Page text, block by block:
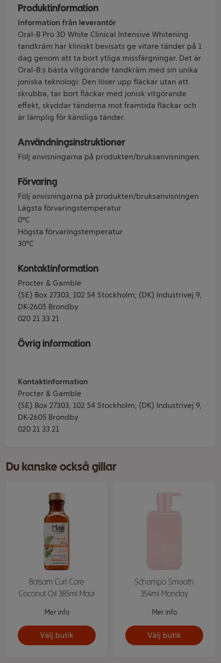
Produktinformation
Information från leverantör
Oral-B Pro 3D White Clinical Intensive Whitening
tandkräm har kliniskt bevisats ge vitare tänder på 1
dag genom att ta bort ytliga missfärgningar. Det är
Oral-B:s bästa vitgörande tandkräm med sin unika
joniska teknologi: Den löser upp fläckar utan att
skrubba, tar bort fläckar med jonisk vitgörande
effekt, skyddar tänderna mot framtida fläckar och
är lämplig för känsliga tänder.
Användningsinstruktioner
Följ anvisningarna på produkten/bruksanvisningen.
Förvaring
Följ anvisningarna på produkten/bruksanvisningen
Lägsta förvaringstemperatur
0°C
Högsta förvaringstemperatur
30°C
Kontaktinformation
Procter & Gamble
(SE) Box 27303, 102 54 Stockholm; (DK) Industrivej 9,
DK-2605 Brondby
020 21 33 21
Övrig information
Kontaktinformation
Procter & Gamble
(SE) Box 27303, 102 54 Stockholm; (DK) Industrivej 9,
DK-2605 Brondby
020 21 33 21
Du kanske också gillar
Balsam Curl Care
Coconut Oil 385ml Maui
Mer info
Välj butik
Schampo Smooth
354ml Monday
Mer info
Välj butik